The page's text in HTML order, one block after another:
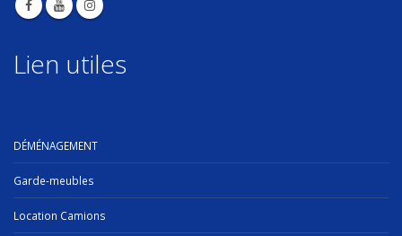
Lien utiles
DÉMÉNAGEMENT
Garde-meubles
Location Camions